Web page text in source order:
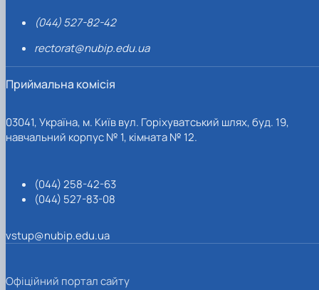
(044) 527-82-42
rectorat@nubip.edu.ua
Приймальна комісія
03041, Україна, м. Київ вул. Горіхуватський шлях, буд. 19,
навчальний корпус № 1, кімната № 12.
(044) 258-42-63
(044) 527-83-08
vstup@nubip.edu.ua
Офіційний портал сайту